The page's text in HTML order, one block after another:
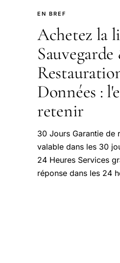
EN BREF
Achetez la
Sauvegarde
Données :
retenir
30 Jours Garantie de
valable dans les 30
24 Heures Services
réponse dans les 24